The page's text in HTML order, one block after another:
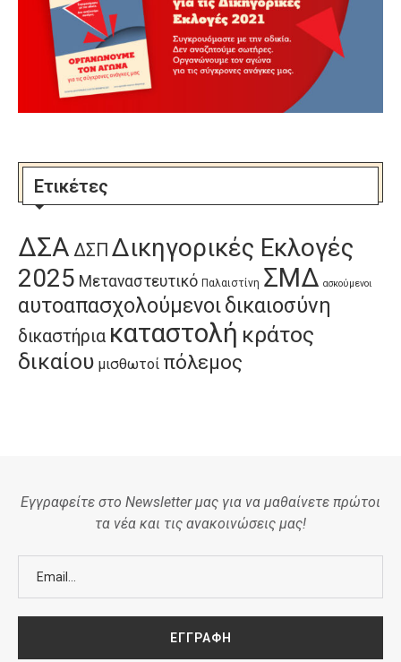
Ετικέτες
ΔΣΑ ΔΣΠ Δικηγορικές Εκλογές
2025 Μεταναστευτικό Παλαιστίνη ΣΜΔ ασκούμενοι
αυτοαπασχολούμενοιδικαιοσύνη
δικαστήρια καταστολή κράτος
δικαίου μισθωτοί πόλεμος
Εγγραφείτε στο Newsletter μας για να μαθαίνετε πρώτοι
τα νέα και τις ανακοινώσεις μας!